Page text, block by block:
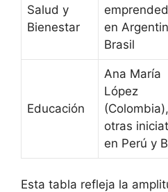
Salud y
Bienestar
en
Brasil
Educación
Ana María
López
(Colombia),
otras
en Perú y
Esta tabla refleja la